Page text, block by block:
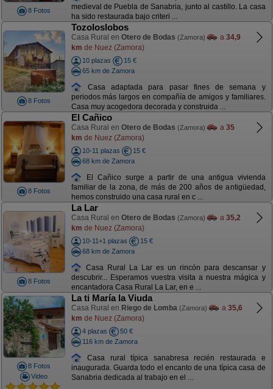
8 Fotos
medieval de Puebla de Sanabria, junto al castillo. La casa
ha sido restaurada bajo criteri ...
8 Fotos
Tozoloslobos
Casa Rural en Otero de Bodas (Zamora) a 34,9
km de Nuez (Zamora)
10 plazas
15 €
65 km de Zamora
Casa adaptada para pasar fines de semana y
periodos más largos en compañía de amigos y familiares.
Casa muy acogedora decorada y construida ...
8 Fotos
El Cañico
Casa Rural en Otero de Bodas (Zamora) a 35
km de Nuez (Zamora)
10-11 plazas
15 €
68 km de Zamora
El Cañico surge a partir de una antigua vivienda
familiar de la zona, de más de 200 años de antigüedad,
hemos construido una casa rural en c ...
8 Fotos
La Lar
Casa Rural en Otero de Bodas (Zamora) a 35,2
km de Nuez (Zamora)
10-11+1 plazas
15 €
68 km de Zamora
Casa Rural La Lar es un rincón para descansar y
descubrir... Esperamos vuestra visita a nuestra mágica y
encantadora Casa Rural La Lar, en e ...
8 Fotos
Video
La ti María la Viuda
Casa Rural en Riego de Lomba (Zamora) a 35,6
km de Nuez (Zamora)
4 plazas
50 €
116 km de Zamora
Casa rural típica sanabresa recién restaurada e
inaugurada. Guarda todo el encanto de una típica casa de
Sanabria dedicada al trabajo en el ...